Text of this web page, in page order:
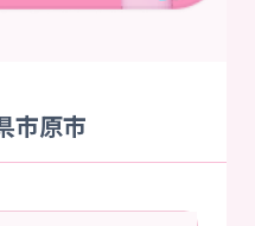
市原市